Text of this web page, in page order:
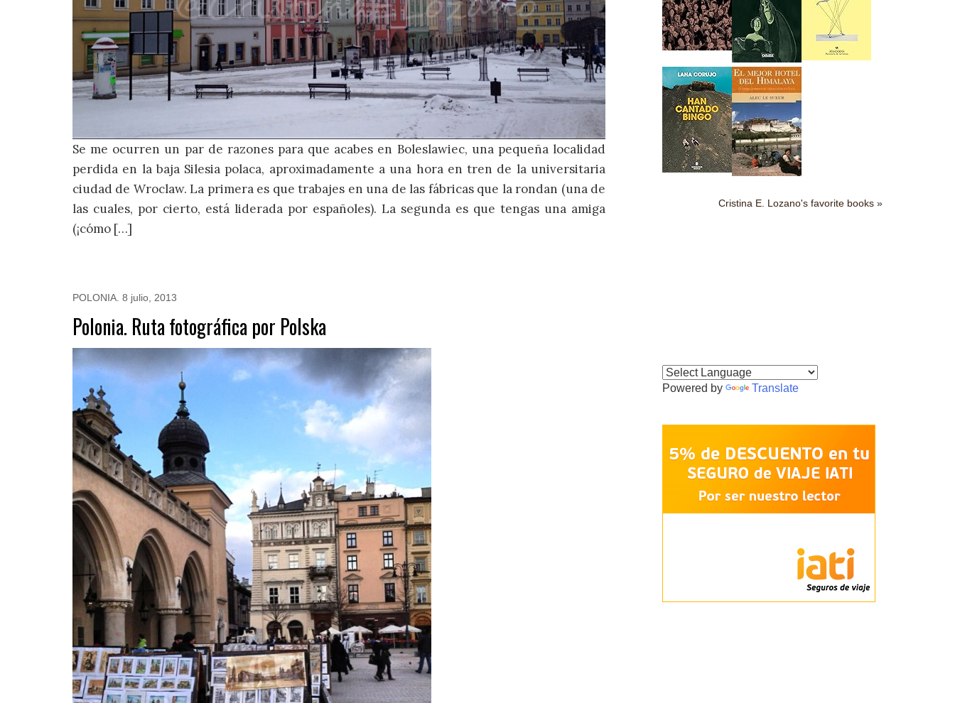
Se me ocurren un par de razones para que acabes en Boleslawiec, una pequeña localidad
perdida en la baja Silesia polaca, aproximadamente a una hora en tren de la universitaria
ciudad de Wroclaw. La primera es que trabajes en una de las fábricas que la rondan (una de
las cuales, por cierto, está liderada por españoles). La segunda es que tengas una amiga
(¡cómo […]
POLONIA 8 julio, 2013
Polonia. Ruta fotográfica por Polska
Cristina E. Lozano's favorite books »
Powered by Translate